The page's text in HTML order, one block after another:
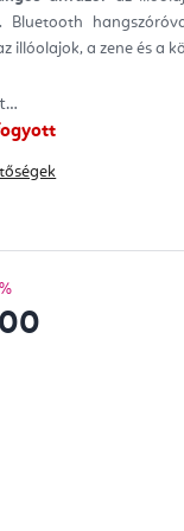
Bluetooth
illóolajok, a zene és a